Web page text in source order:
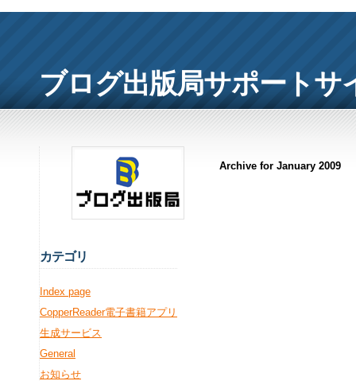
ブログ出版局サポートサ
Archive for January 2009
カテゴリ
Index page
CopperReader電子書籍アプリ
生成サービス
General
お知らせ